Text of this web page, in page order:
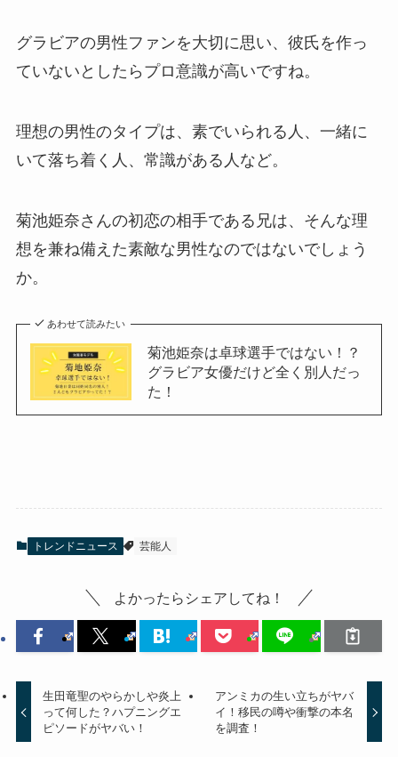
グラビアの男性ファンを大切に思い、彼氏を作っ
ていないとしたらプロ意識が高いですね。
理想の男性のタイプは、素でいられる人、一緒に
いて落ち着く人、常識がある人など。
菊池姫奈さんの初恋の相手である兄は、そんな理
想を兼ね備えた素敵な男性なのではないでしょう
か。
あわせて読みたい
菊池姫奈は卓球選手ではない！？
グラビア女優だけど全く別人だっ
た！
トレンドニュース 芸能人
よかったらシェアしてね！
生田竜聖のやらかしや炎上
って何した？ハプニングエ
ピソードがヤバい！
アンミカの生い立ちがヤバ
イ！移民の噂や衝撃の本名
を調査！